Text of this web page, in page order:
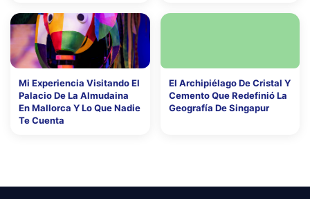
Mi Experiencia Visitando El
Palacio De La Almudaina
En Mallorca Y Lo Que Nadie
Te Cuenta
El Archipiélago De Cristal Y
Cemento Que Redefinió La
Geografía De Singapur